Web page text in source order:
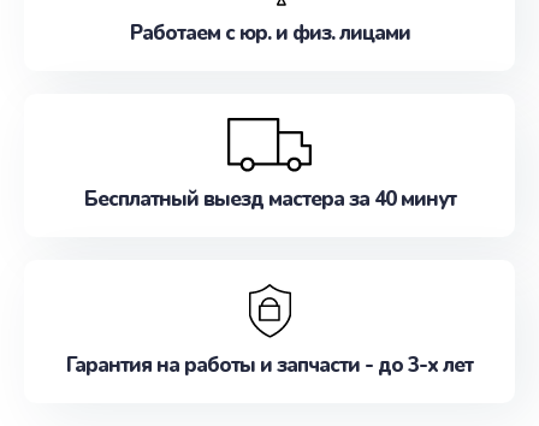
Работаем с юр. и физ. лицами
Бесплатный выезд мастера за 40 минут
Гарантия на работы и запчасти - до 3-х лет